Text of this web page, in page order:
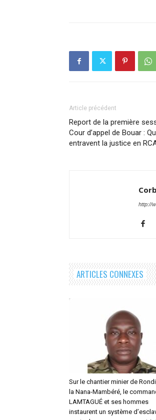
Article précédent
Report de la première
Cour d’appel de Bouar :
entravent la justice en
http://
ARTICLES CONNEXES
Sur le chantier minier de
la Nana-Mambéré, le
LAMTAGUÉ et ses hommes
instaurent un système